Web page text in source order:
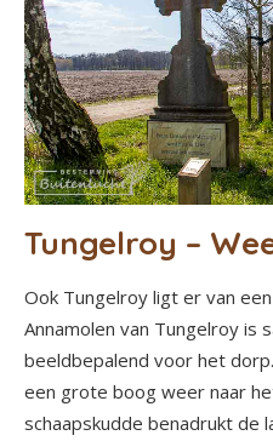
Tungelroy –
Ook Tungelroy ligt er van
Annamolen van Tungelroy is
beeldbepalend voor het
een grote boog weer naar
schaapskudde benadrukt de